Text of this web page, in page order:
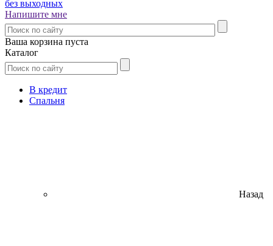
без выходных
Напишите мне
Ваша корзина пуста
Каталог
В кредит
Спальня
Назад